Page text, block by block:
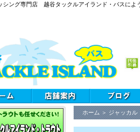
シング専門店 越谷タックルアイランド・バスによ
ホーム ＞ ジャッカル